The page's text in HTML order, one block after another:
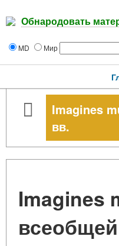
Обнародовать
MD Мир
Imagines
вв.
Imagines